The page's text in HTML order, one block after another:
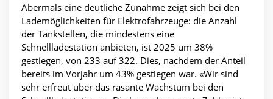
Abermals eine deutliche Zunahme zeigt sich bei den
Lademöglichkeiten für Elektrofahrzeuge: die Anzahl
der Tankstellen, die mindestens eine
Schnellladestation anbieten, ist 2025 um 38%
gestiegen, von 233 auf 322. Dies, nachdem der Anteil
bereits im Vorjahr um 43% gestiegen war. «Wir sind
sehr erfreut über das rasante Wachstum bei den